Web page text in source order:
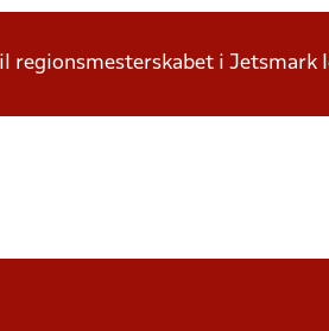
regionsmesterskabet i